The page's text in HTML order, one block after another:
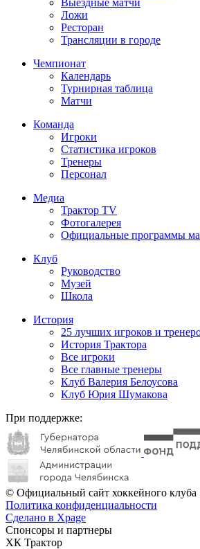
Ложи
Ресторан
Трансляции в городе
Чемпионат
Календарь
Турнирная таблица
Матчи
Команда
Игроки
Статистика игроков
Тренеры
Персонал
Медиа
Трактор TV
Фотогалерея
Официальные программы
Клуб
Руководство
Музей
Школа
История
25 лучших игроков и
История Трактора
Все игроки
Все главные тренеры
Клуб Валерия Белоусова
Клуб Юрия Шумакова
При поддержке:
© Официальный сайт хоккейного клуба
Политика конфиденциальности
Сделано в Xpage
Спонсоры и партнеры
ХК Трактор